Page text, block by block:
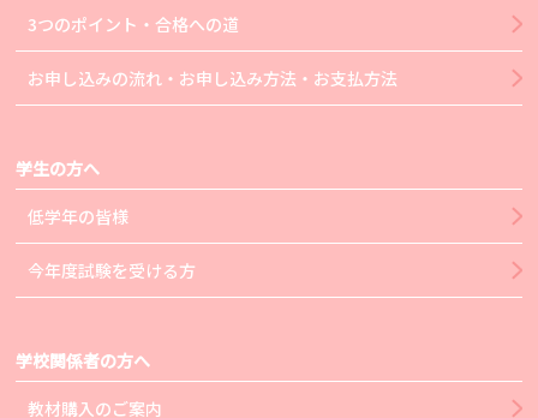
3つのポイント・合格への道
お申し込みの流れ・お申し込み方法・お支払方法
学生の方へ
低学年の皆様
今年度試験を受ける方
学校関係者の方へ
教材購入のご案内